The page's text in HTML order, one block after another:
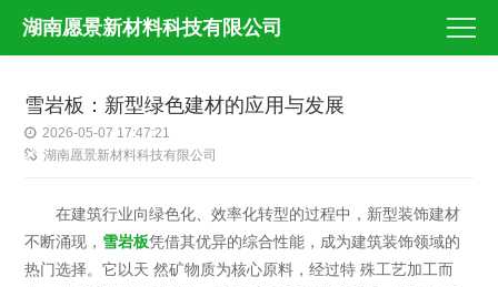
湖南愿景新材料科技有限公司
雪岩板：新型绿色建材的应用与发展
2026-05-07 17:47:21
湖南愿景新材料科技有限公司
在建筑行业向绿色化、效率化转型的过程中，新型装饰建材
不断涌现， 雪岩板凭借其优异的综合性能，成为建筑装饰领域的
热门选择。它以天 然矿物质为核心原料，经过特 殊工艺加工而